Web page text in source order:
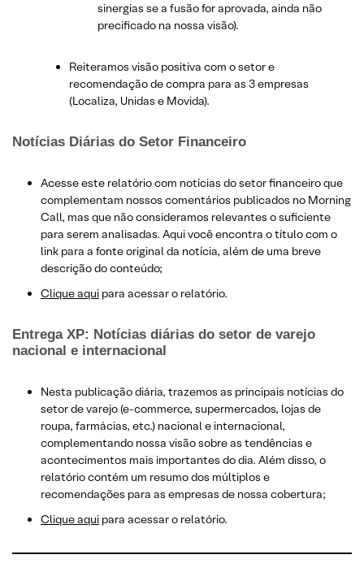
sinergias se a fusão for aprovada, ainda não
precificado na nossa visão).
Reiteramos visão positiva com o setor e
recomendação de compra para as 3 empresas
(Localiza, Unidas e Movida).
Notícias Diárias do Setor Financeiro
Acesse este relatório com notícias do setor financeiro que
complementam nossos comentários publicados no Morning
Call, mas que não consideramos relevantes o suficiente
para serem analisadas. Aqui você encontra o título com o
link para a fonte original da notícia, além de uma breve
descrição do conteúdo;
Clique aqui para acessar o relatório.
Entrega XP: Notícias diárias do setor de varejo
nacional e internacional
Nesta publicação diária, trazemos as principais notícias do
setor de varejo (e-commerce, supermercados, lojas de
roupa, farmácias, etc.) nacional e internacional,
complementando nossa visão sobre as tendências e
acontecimentos mais importantes do dia. Além disso, o
relatório contém um resumo dos múltiplos e
recomendações para as empresas de nossa cobertura;
Clique aqui para acessar o relatório.